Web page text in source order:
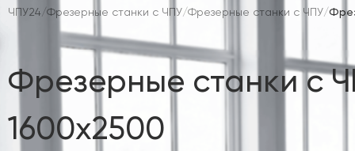
ЧПУ24/Фрезерные станки с ЧПУ/Фрезерные станки с ЧПУ/
Фрезерные станки с
1600х2500